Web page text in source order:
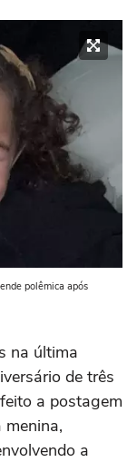
polêmica após
na última
de três
a postagem
a